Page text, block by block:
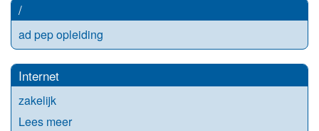
/
ad pep opleiding
Internet
zakelijk
Lees meer